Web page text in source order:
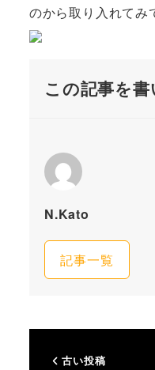
のから取り入れてみ
この記事を書
N.Kato
記事一覧
古い投稿